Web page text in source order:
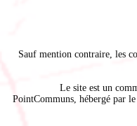
Sauf mention contraire, les
Le site est un
PointCommuns , hébergé par le